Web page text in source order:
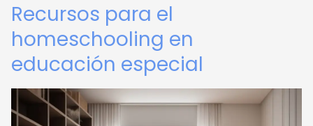
Recursos para el
homeschooling en
educación especial